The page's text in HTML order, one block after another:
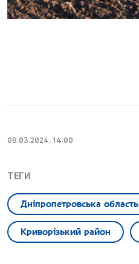
08.03.2024, 14:00
ТЕГИ
Дніпропетровська область
Криворізький район